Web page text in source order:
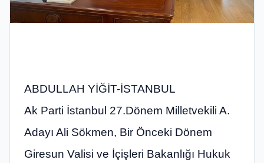
ABDULLAH YİĞİT-İSTANBUL
Ak Parti İstanbul 27.Dönem Milletvekili A.
Adayı Ali Sökmen, Bir Önceki Dönem
Giresun Valisi ve İçişleri Bakanlığı Hukuk